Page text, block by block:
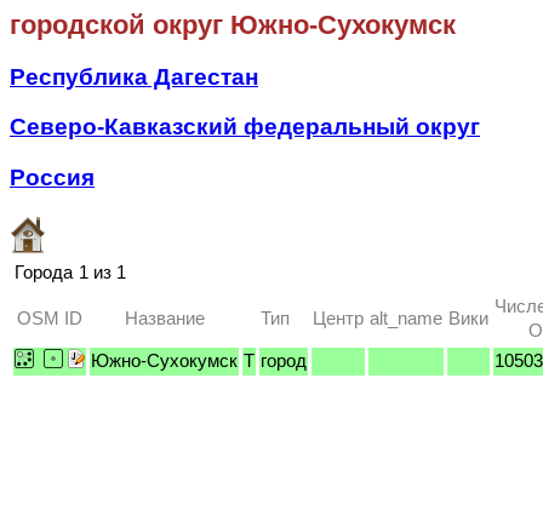
городской округ Южно-Сухокумск
Республика Дагестан
Северо-Кавказский федеральный округ
Россия
Города 1 из 1
OSM ID Название Тип Центр alt_name Вики
Южно-Сухокумск T город 10503